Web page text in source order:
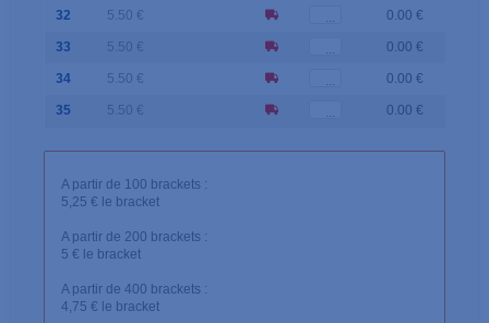
32 5.50 € 0.00 €
33 5.50 € 0.00 €
34 5.50 € 0.00 €
35 5.50 € 0.00 €
A partir de 100 brackets :
5,25 € le bracket
A partir de 200 brackets :
5 € le bracket
A partir de 400 brackets :
4,75 € le bracket